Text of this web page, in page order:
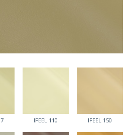
IFEEL 110 IFEEL 150